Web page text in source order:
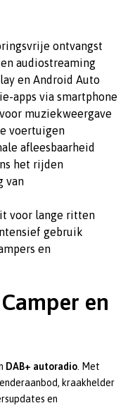
ontvangst
audiostreaming
en Android Auto
apps via smartphone
muziekweergave
voertuigen
afleesbaarheid
het rijden
van
voor lange ritten
gebruik
en
en
DAB+ autoradio . Met
kraakhelder
en